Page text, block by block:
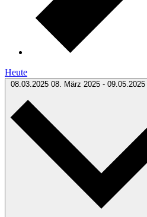
Heute
08.03.2025 08. März 2025 - 09.05.2025